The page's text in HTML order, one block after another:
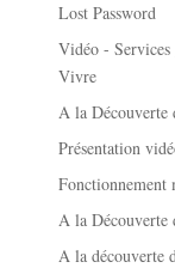
Lost Password
Vidéo -
Vivre
A la
Présentation
A la
A la découverte